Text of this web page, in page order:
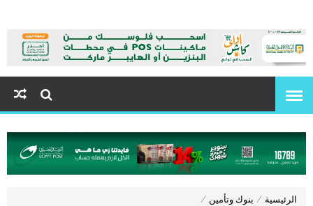
شباب الصعيد
الرئيسية ⁄ بنوك وتأمين ⁄